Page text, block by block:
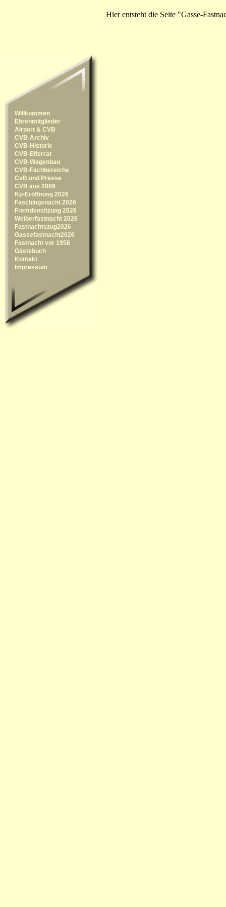
Willkommen
Ehrenmitglieder
Airport & CVB
CVB-Archiv
CVB-Historie
CVB-Elferrat
CVB-Wagenbau
CVB-Fachbereiche
CvB und Presse
CVB aus 2009
Kp-Eröffnung 2026
Faschingsnacht 2026
Fremdensitzung 2026
Weiberfastnacht 2026
Fastnachtszug2026
Gassefastnacht2026
Fastnacht vor 1958
Gästebuch
Kontakt
Impressum
Hier entsteht die Seite "Gasse-